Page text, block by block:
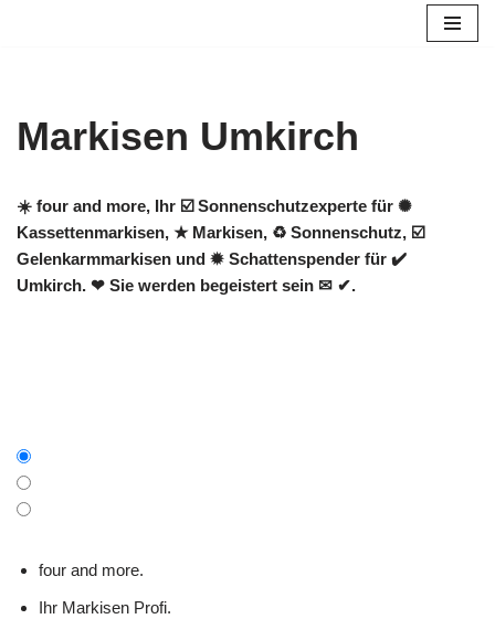
Markisen Umkirch
☀️ four and more, Ihr ☑️ Sonnenschutzexperte für ✺
Kassettenmarkisen, ★ Markisen, ♻ Sonnenschutz, ☑️
Gelenkarmmarkisen und ✹ Schattenspender für ✔️
Umkirch. ❤ Sie werden begeistert sein ✉ ✔.
four and more.
Ihr Markisen Profi.